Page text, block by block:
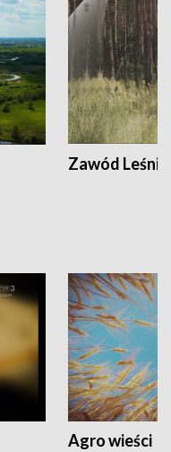
Zawód Leśnik
Agro wieści